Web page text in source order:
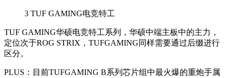
3 TUF GAMING电竞特工
TUF GAMING华硕电竞特工系列，华硕中端主板中的主力，
定位次于ROG STRIX，TUFGAMING同样需要通过后缀进行
区分。
PLUS ：目前TUFGAMING B系列芯片组中最火爆的重炮手属